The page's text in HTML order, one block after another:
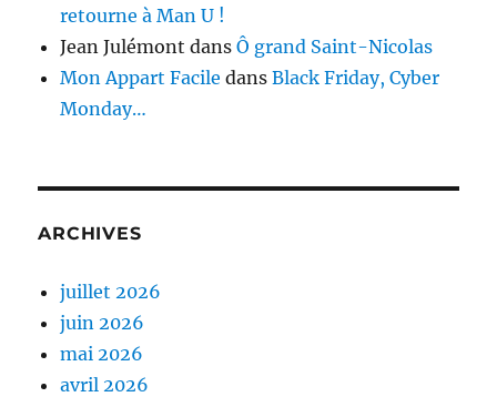
retourne à Man U !
Jean Julémont dansÔ grand Saint-Nicolas
Mon Appart Facile dansBlack Friday, Cyber
Monday…
ARCHIVES
juillet 2026
juin 2026
mai 2026
avril 2026